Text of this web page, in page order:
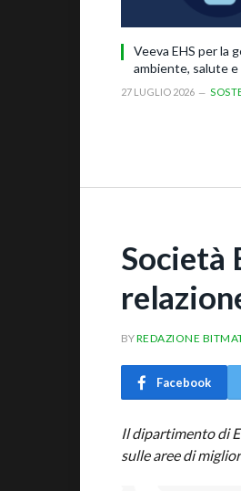
Veeva EHS per la
ambiente, salute e
27 LUGLIO 2026
Società
BYREDAZIONE
Facebook
Il dipartimento di
sulle aree di